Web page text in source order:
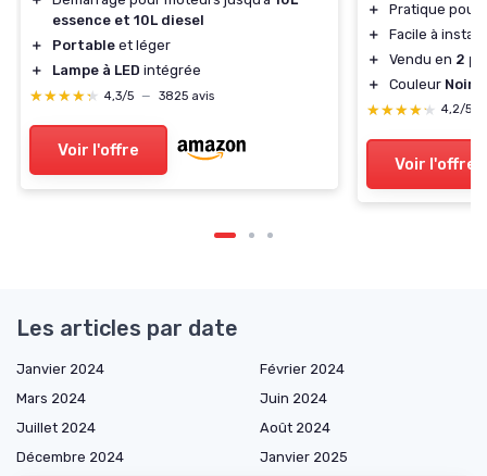
essence et 10L diesel
＋
Portable et léger
＋
Lampe à LED intégrée
★★★★★
★★★★★ 4,3/5 — 3825 avis
Voir l'offre
＋
Pratique pour
＋
Facile à
＋
Vendu en 2
＋
Couleur Noire
★★★★★
★★★★★ 4,2/5
Voir l'offre
Les articles par date
Janvier 2024
Février 2024
Mars 2024
Juin 2024
Juillet 2024
Août 2024
Décembre 2024
Janvier 2025